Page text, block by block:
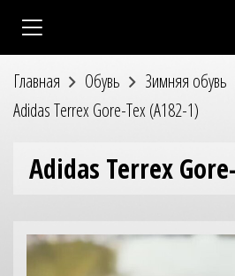
Главная Обувь
Зимняя обувь
Adidas Terrex Gore-Tex (A182-1)
Adidas Terrex